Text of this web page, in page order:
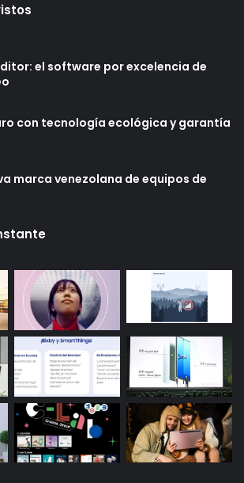
el software por excelencia de
con tecnología ecológica y garantía
marca venezolana de equipos de